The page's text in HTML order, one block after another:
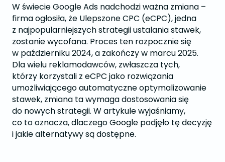
W świecie Google Ads nadchodzi ważna zmiana –
firma ogłosiła, że Ulepszone CPC (eCPC), jedna
z najpopularniejszych strategii ustalania stawek,
zostanie wycofana. Proces ten rozpocznie się
w październiku 2024, a zakończy w marcu 2025.
Dla wielu reklamodawców, zwłaszcza tych,
którzy korzystali z eCPC jako rozwiązania
umożliwiającego automatyczne optymalizowanie
stawek, zmiana ta wymaga dostosowania się
do nowych strategii. W artykule wyjaśniamy,
co to oznacza, dlaczego Google podjęło tę decyzję
i jakie alternatywy są dostępne.